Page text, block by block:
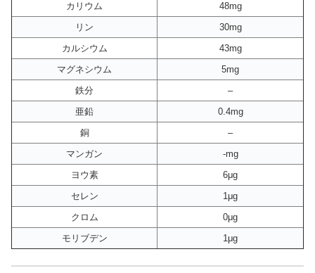
カリウム
48mg
リン
30mg
カルシウム
43mg
マグネシウム
5mg
鉄分
–
亜鉛
0.4mg
銅
–
マンガン
-mg
ヨウ素
6μg
セレン
1μg
クロム
0μg
モリブデン
1μg